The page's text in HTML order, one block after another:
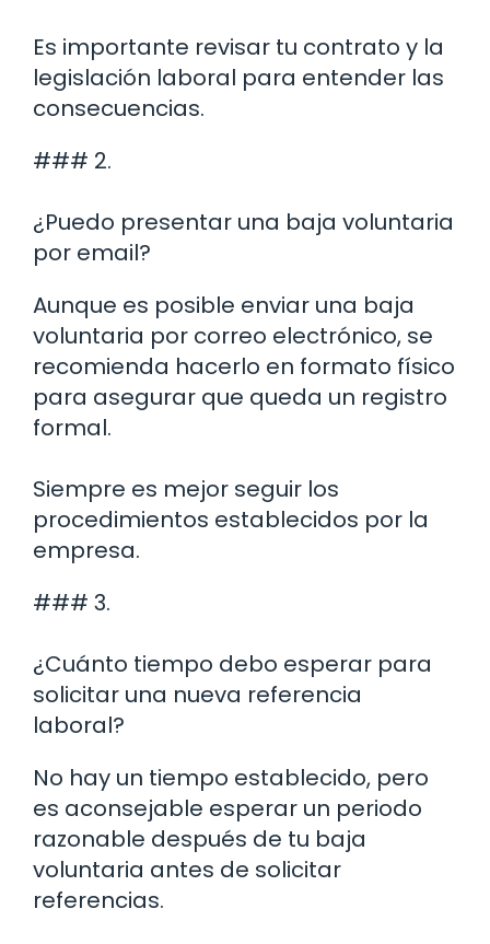
Es importante revisar tu contrato y la
legislación laboral para entender las
consecuencias.
### 2.
¿Puedo presentar una baja voluntaria
por email?
Aunque es posible enviar una baja
voluntaria por correo electrónico, se
recomienda hacerlo en formato físico
para asegurar que queda un registro
formal.
Siempre es mejor seguir los
procedimientos establecidos por la
empresa.
### 3.
¿Cuánto tiempo debo esperar para
solicitar una nueva referencia
laboral?
No hay un tiempo establecido, pero
es aconsejable esperar un periodo
razonable después de tu baja
voluntaria antes de solicitar
referencias.